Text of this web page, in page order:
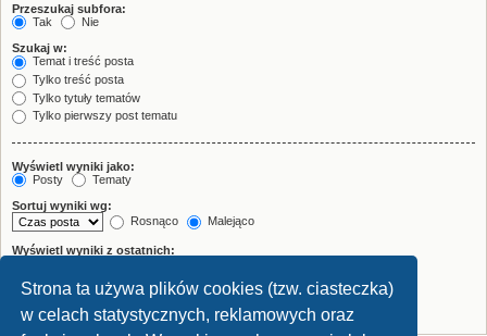
Strona ta używa plików cookies (tzw. ciasteczka)
w celach statystycznych, reklamowych oraz
Przeszukaj subfora:
Tak
Nie
Szukaj w:
Temat i treść posta
Tylko treść posta
Tylko tytuły tematów
Tylko pierwszy post tematu
Wyświetl wyniki jako:
Posty
Tematy
Sortuj wyniki wg:
Rosnąco
Malejąco
Wyświetl wyniki z ostatnich:
Wyświetl pierwsze:
znaków w poście